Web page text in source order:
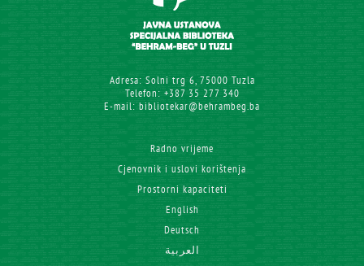
Adresa: Solni trg 6, 75000 Tuzla
Telefon: +387 35 277 340
E-mail: bibliotekar@behrambeg.ba
Radno vrijeme
Cjenovnik i uslovi korištenja
Prostorni kapaciteti
English
Deutsch
العربية